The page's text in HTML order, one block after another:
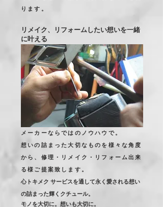
ります。
リメイク、リフォームしたい想いを一緒
に叶える
メーカーならではのノウハウで。
想いの詰まった大切なものを様々な角度
から、修理・リメイク・リフォーム出来
る様ご提案致します。
心トキメク サービスを通して永く愛される想い
の詰まった輝くクチュール。
モノを大切に。想いも大切に。